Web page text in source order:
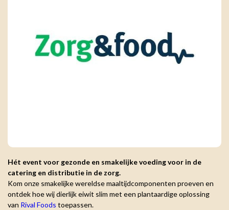
Hét event voor gezonde en smakelijke voeding voor in de
catering en distributie in de zorg.
Kom onze smakelijke wereldse maaltijdcomponenten proeven en
ontdek hoe wij dierlijk eiwit slim met een plantaardige oplossing
van Rival Foods toepassen.